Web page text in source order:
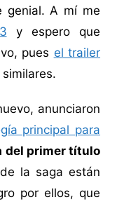
genial. A mí me
y espero que
pues el trailer
anunciaron
principal para
del primer título
la saga están
por ellos, que